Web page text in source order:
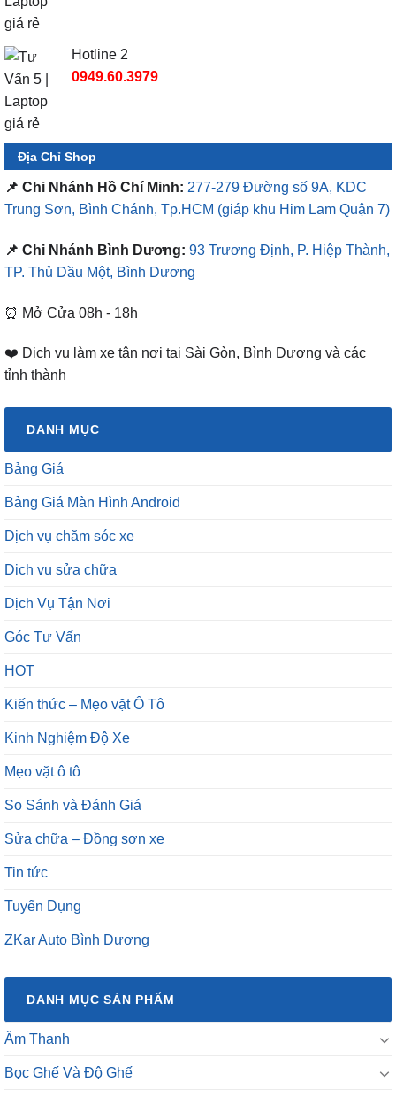
Hotline 2
0949.60.3979
Địa Chỉ Shop
📌 Chi Nhánh Hồ Chí Minh: 277-279 Đường số 9A, KDC
Trung Sơn, Bình Chánh, Tp.HCM (giáp khu Him Lam Quận 7)
📌 Chi Nhánh Bình Dương: 93 Trương Định, P. Hiệp Thành,
TP. Thủ Dầu Một, Bình Dương
⏰ Mở Cửa 08h - 18h
❤️ Dịch vụ làm xe tận nơi tại Sài Gòn, Bình Dương và các
tỉnh thành
DANH MỤC
Bảng Giá
Bảng Giá Màn Hình Android
Dịch vụ chăm sóc xe
Dịch vụ sửa chữa
Dịch Vụ Tận Nơi
Góc Tư Vấn
HOT
Kiến thức – Mẹo vặt Ô Tô
Kinh Nghiệm Độ Xe
Mẹo vặt ô tô
So Sánh và Đánh Giá
Sửa chữa – Đồng sơn xe
Tin tức
Tuyển Dụng
ZKar Auto Bình Dương
DANH MỤC SẢN PHẨM
Âm Thanh
Bọc Ghế Và Độ Ghế